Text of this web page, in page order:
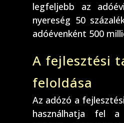
legfeljebb az
nyereség 50
adóévenként 500
A fejlesztési
feloldása
Az adózó a
használhatja fel